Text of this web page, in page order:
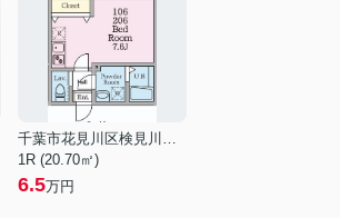
千葉市花見川区検見川町１丁目
1R (20.70㎡)
6.5万円